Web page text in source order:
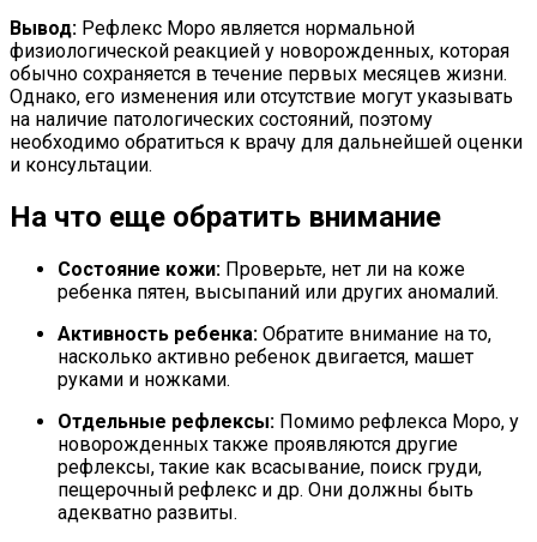
Вывод: Рефлекс Моро является нормальной
физиологической реакцией у новорожденных, которая
обычно сохраняется в течение первых месяцев жизни.
Однако, его изменения или отсутствие могут указывать
на наличие патологических состояний, поэтому
необходимо обратиться к врачу для дальнейшей оценки
и консультации.
На что еще обратить внимание
Состояние кожи: Проверьте, нет ли на коже
ребенка пятен, высыпаний или других аномалий.
Активность ребенка: Обратите внимание на то,
насколько активно ребенок двигается, машет
руками и ножками.
Отдельные рефлексы: Помимо рефлекса Моро, у
новорожденных также проявляются другие
рефлексы, такие как всасывание, поиск груди,
пещерочный рефлекс и др. Они должны быть
адекватно развиты.